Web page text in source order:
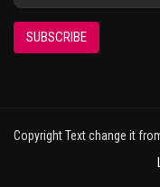
SUBSCRIBE
Copyright Text change it